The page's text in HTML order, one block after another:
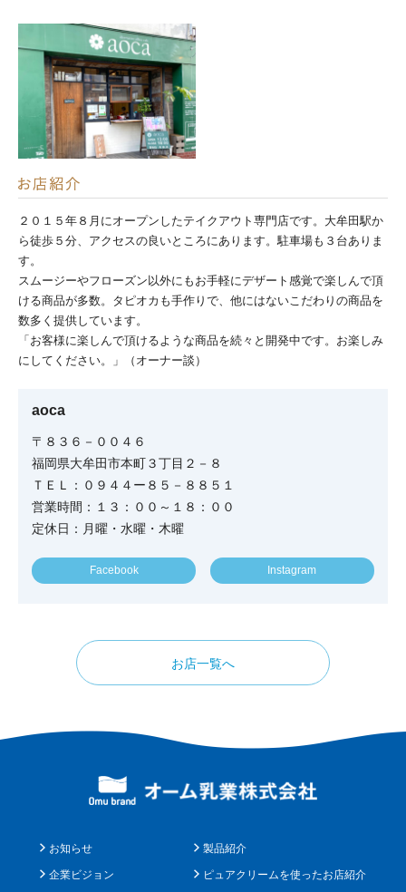
２０１５年８月にオープンしたテイクアウト専門店です。大牟田駅か
ら徒歩５分、アクセスの良いところにあります。駐車場も３台ありま
す。
スムージーやフローズン以外にもお手軽にデザート感覚で楽しんで頂
ける商品が多数。タピオカも手作りで、他にはないこだわりの商品を
数多く提供しています。
「お客様に楽しんで頂けるような商品を続々と開発中です。お楽しみ
にしてください。」（オーナー談）
aoca
〒８３６－００４６
福岡県大牟田市本町３丁目２－８
ＴＥＬ：０９４４ー８５－８８５１
営業時間：１３：００～１８：００
定休日：月曜・水曜・木曜
Facebook Instagram
お店一覧へ
お知らせ
企業ビジョン
製品紹介
ピュアクリームを使ったお店紹介